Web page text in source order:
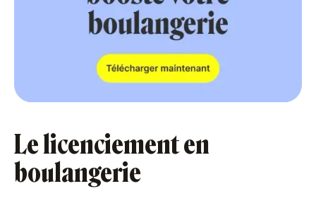
Le licenciement en
boulangerie